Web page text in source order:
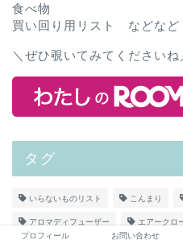
食べ物
買い回り用リスト などなど
＼ぜひ覗いてみてくださいね
タグ
いらないものリスト こんまり
アロマディフューザー エアークロ
プロフィール お問い合わせ